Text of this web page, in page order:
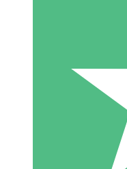
Zahlen Sie nach
monatliche